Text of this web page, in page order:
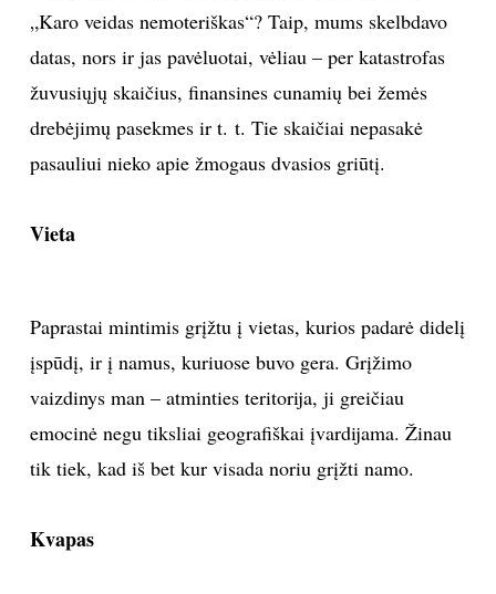
„Karo veidas nemoteriškas“? Taip, mums skelbdavo
datas, nors ir jas pavėluotai, vėliau – per katastrofas
žuvusiųjų skaičius, finansines cunamių bei žemės
drebėjimų pasekmes ir t. t. Tie skaičiai nepasakė
pasauliui nieko apie žmogaus dvasios griūtį.
Vieta
Paprastai mintimis grįžtu į vietas, kurios padarė didelį
įspūdį, ir į namus, kuriuose buvo gera. Grįžimo
vaizdinys man – atminties teritorija, ji greičiau
emocinė negu tiksliai geografiškai įvardijama. Žinau
tik tiek, kad iš bet kur visada noriu grįžti namo.
Kvapas